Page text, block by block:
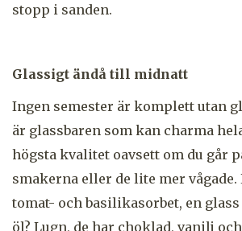
stopp i sanden.
Glassigt ändå till midnatt
Ingen semester är komplett utan
är glassbaren som kan charma
högsta kvalitet oavsett om du går
smakerna eller de lite mer vågade.
tomat- och basilikasorbet, en
öl? Lugn, de har choklad, vanilj